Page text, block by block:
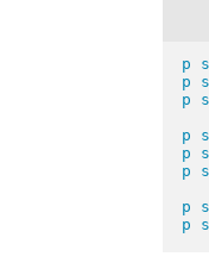
p
p
p
p
p
p
p
p